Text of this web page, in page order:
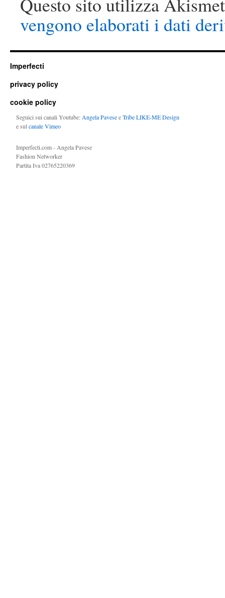
vengono elaborati i dati
Imperfecti
privacy policy
cookie policy
Seguici sui canali Youtube: Angela PaveseeTribe LIKE-ME Design
e sulcanale Vimeo
Imperfecti.com - Angela Pavese
Fashion Networker
Partita Iva 02765220369